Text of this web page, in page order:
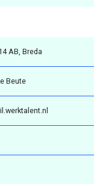
AB, Breda
Beute